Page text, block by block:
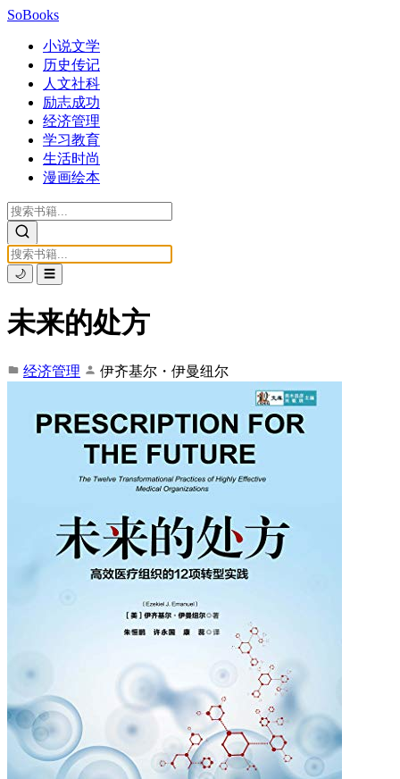
SoBooks
小说文学
历史传记
人文社科
励志成功
经济管理
学习教育
生活时尚
漫画绘本
🌙 ☰
未来的处方
经济管理 伊齐基尔・伊曼纽尔